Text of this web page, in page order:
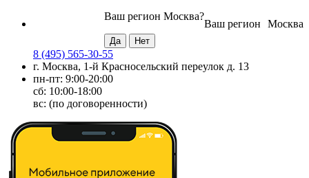
Москва
Ваш регион
Ваш регион Москва?
8 (495) 565-30-55
г. Москва, 1-й Красносельский переулок д. 13
пн-пт: 9:00-20:00
сб: 10:00-18:00
вс: (по договоренности)